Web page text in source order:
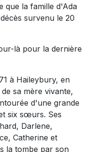
que la famille d'Ada
survenu le 20
là pour la dernière
à Haileybury, en
sa mère vivante,
d'une grande
six sœurs. Ses
Darlene,
Catherine et
la tombe par son